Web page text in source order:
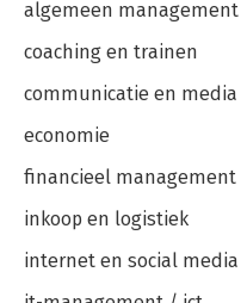
10 Stellingen / 81
Literatuur / 83
algemeen management
coaching en trainen
communicatie en media
economie
financieel management
inkoop en logistiek
internet en social media